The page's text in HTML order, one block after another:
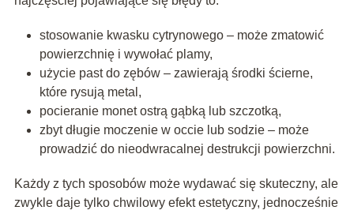
stosowanie kwasku cytrynowego – może zmatowić
powierzchnię i wywołać plamy,
użycie past do zębów – zawierają środki ścierne,
które rysują metal,
pocieranie monet ostrą gąbką lub szczotką,
zbyt długie moczenie w occie lub sodzie – może
prowadzić do nieodwracalnej destrukcji powierzchni.
Każdy z tych sposobów może wydawać się skuteczny, ale
zwykle daje tylko chwilowy efekt estetyczny, jednocześnie